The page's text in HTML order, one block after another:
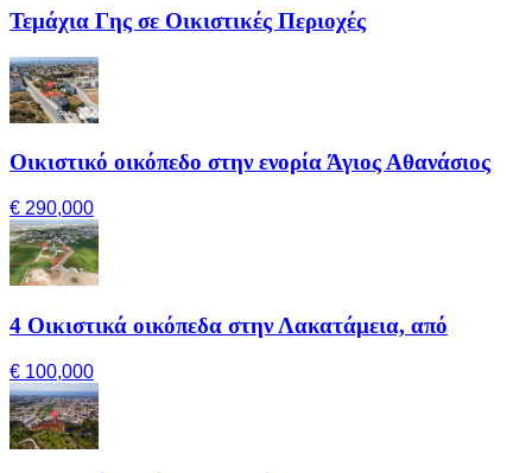
Τεμάχια Γης σε Οικιστικές Περιοχές
Οικιστικό οικόπεδο στην ενορία Άγιος Αθανάσιος
€ 290,000
4 Οικιστικά οικόπεδα στην Λακατάμεια, από
€ 100,000